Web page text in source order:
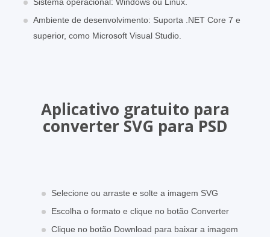
Ambiente de desenvolvimento: Suporta .NET Core 7 e
superior, como Microsoft Visual Studio.
Aplicativo gratuito para
converter SVG para PSD
Selecione ou arraste e solte a imagem SVG
Escolha o formato e clique no botão Converter
Clique no botão Download para baixar a imagem